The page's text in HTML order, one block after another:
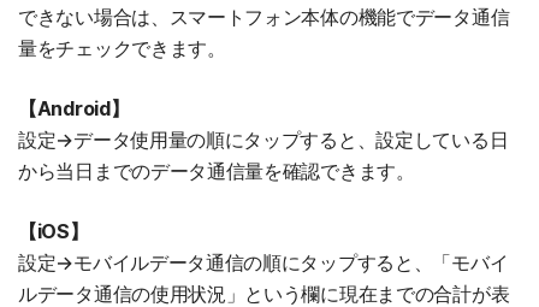
できない場合は、スマートフォン本体の機能でデータ通信
量をチェックできます。
【Android】
設定→データ使用量の順にタップすると、設定している日
から当日までのデータ通信量を確認できます。
【iOS】
設定→モバイルデータ通信の順にタップすると、「モバイ
ルデータ通信の使用状況」という欄に現在までの合計が表